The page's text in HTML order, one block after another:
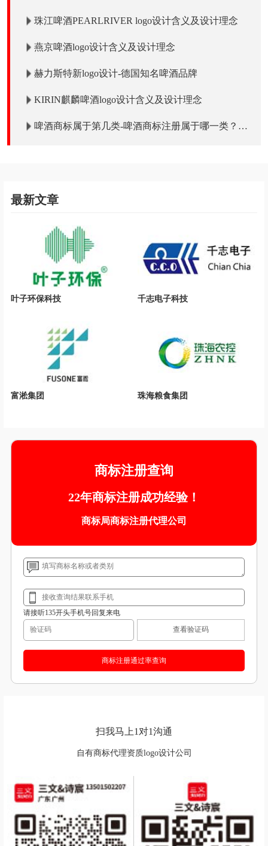
珠江啤酒PEARLRIVER logo设计含义及设计理念
燕京啤酒logo设计含义及设计理念
赫力斯特新logo设计-德国知名啤酒品牌
KIRIN麒麟啤酒logo设计含义及设计理念
啤酒商标属于第几类-啤酒商标注册属于哪一类？
最新文章
叶子环保科技 千志电子科技
富淞集团 珠海粮食集团
商标注册查询
22年商标注册成功经验！
商标局商标注册代理公司
请接听135开头手机号回复来电
查看验证码
扫我马上1对1沟通
自有商标代理资质logo设计公司